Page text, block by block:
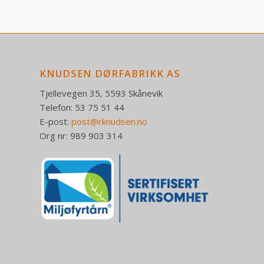
KNUDSEN DØRFABRIKK AS
Tjellevegen 35, 5593 Skånevik
Telefon: 53 75 51 44
E-post: post@rknudsen.no
Org nr: 989 903 314